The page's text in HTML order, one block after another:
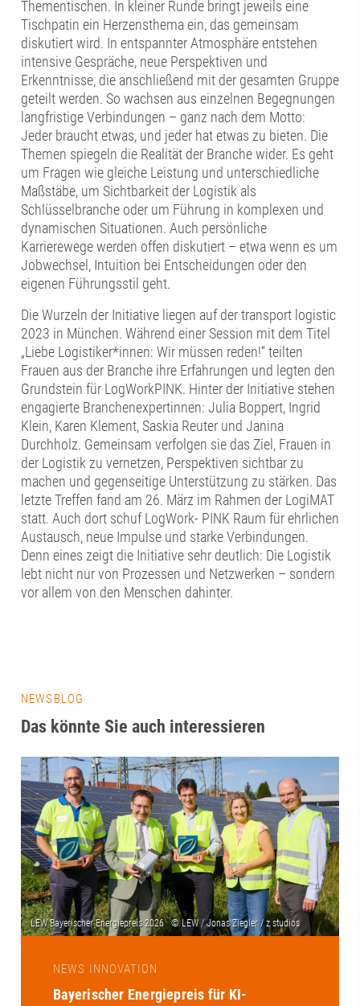
Thementischen. In kleiner Runde bringt jeweils eine
Tischpatin ein Herzensthema ein, das gemeinsam
diskutiert wird. In entspannter Atmosphäre entstehen
intensive Gespräche, neue Perspektiven und
Erkenntnisse, die anschließend mit der gesamten Gruppe
geteilt werden. So wachsen aus einzelnen Begegnungen
langfristige Verbindungen – ganz nach dem Motto:
Jeder braucht etwas, und jeder hat etwas zu bieten. Die
Themen spiegeln die Realität der Branche wider. Es geht
um Fragen wie gleiche Leistung und unterschiedliche
Maßstäbe, um Sichtbarkeit der Logistik als
Schlüsselbranche oder um Führung in komplexen und
dynamischen Situationen. Auch persönliche
Karrierewege werden offen diskutiert – etwa wenn es um
Jobwechsel, Intuition bei Entscheidungen oder den
eigenen Führungsstil geht.
Die Wurzeln der Initiative liegen auf der transport logistic
2023 in München. Während einer Session mit dem Titel
„Liebe Logistiker*innen: Wir müssen reden!“ teilten
Frauen aus der Branche ihre Erfahrungen und legten den
Grundstein für LogWorkPINK. Hinter der Initiative stehen
engagierte Branchenexpertinnen: Julia Boppert, Ingrid
Klein, Karen Klement, Saskia Reuter und Janina
Durchholz. Gemeinsam verfolgen sie das Ziel, Frauen in
der Logistik zu vernetzen, Perspektiven sichtbar zu
machen und gegenseitige Unterstützung zu stärken. Das
letzte Treffen fand am 26. März im Rahmen der LogiMAT
statt. Auch dort schuf LogWork- PINK Raum für ehrlichen
Austausch, neue Impulse und starke Verbindungen.
Denn eines zeigt die Initiative sehr deutlich: Die Logistik
lebt nicht nur von Prozessen und Netzwerken – sondern
vor allem von den Menschen dahinter.
NEWSBLOG
Das könnte Sie auch interessieren
NEWS INNOVATION
Bayerischer Energiepreis für KI-